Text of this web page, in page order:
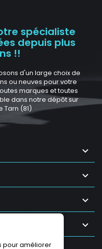
spécialiste
depuis plus
!!
d'un large choix de
ou neuves pour votre
marques et toutes
dans notre dépôt sur
Tarn (81)




pour améliorer